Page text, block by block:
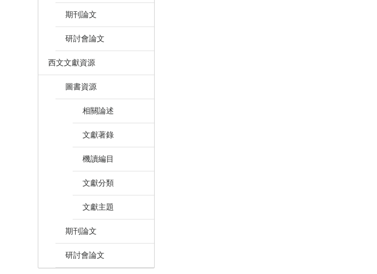
期刊論文
研討會論文
西文文獻資源
圖書資源
相關論述
文獻著錄
機讀編目
文獻分類
文獻主題
期刊論文
研討會論文